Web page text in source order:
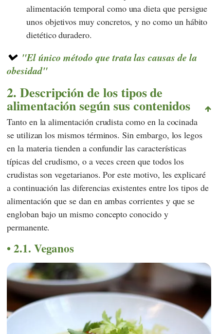
alimentación temporal como una dieta que persigue
unos objetivos muy concretos, y no como un hábito
dietético duradero.
"El único método que trata las causas de la
obesidad"
2. Descripción de los tipos de
alimentación según sus contenidos
Tanto en la alimentación crudista como en la cocinada
se utilizan los mismos términos. Sin embargo, los legos
en la materia tienden a confundir las características
típicas del crudismo, o a veces creen que todos los
crudistas son vegetarianos. Por este motivo, les explicaré
a continuación las diferencias existentes entre los tipos de
alimentación que se dan en ambas corrientes y que se
engloban bajo un mismo concepto conocido y
permanente.
2.1. Veganos